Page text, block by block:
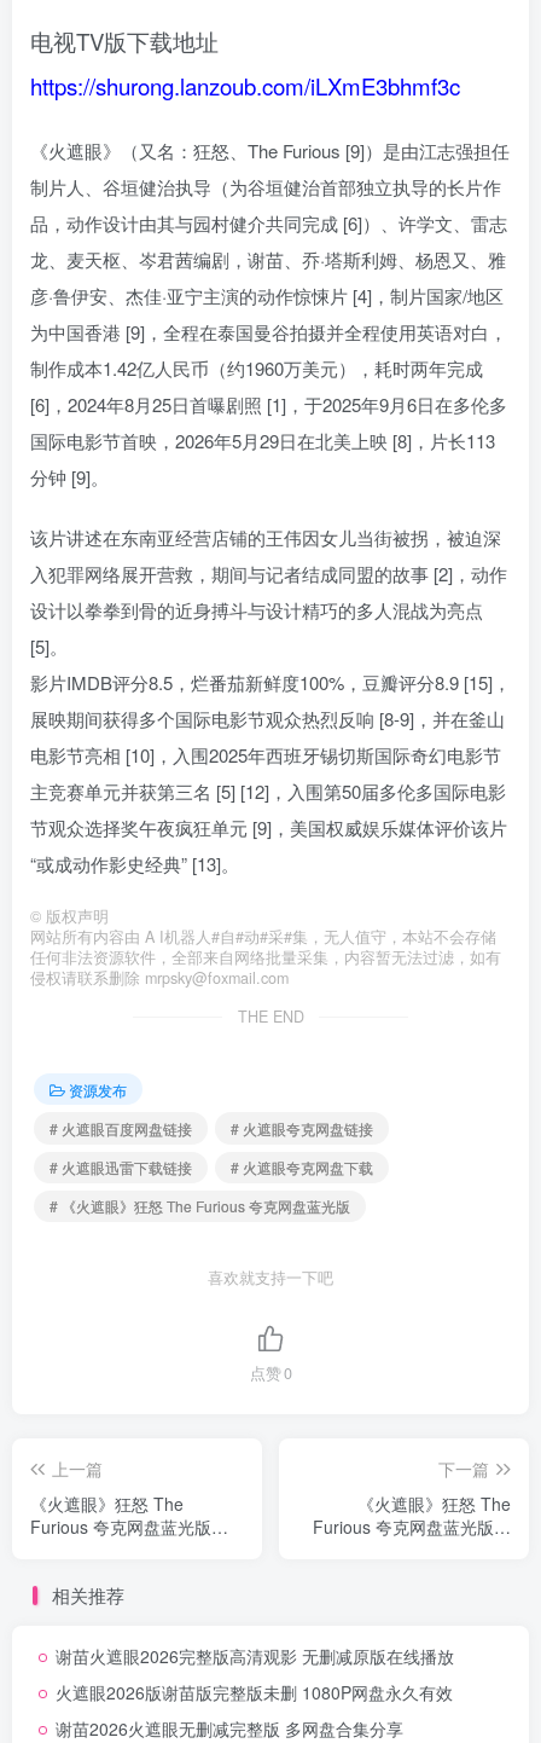
电视TV版下载地址
https://shurong.lanzoub.com/iLXmE3bhmf3c
《火遮眼》（又名：狂怒、The Furious [9]）是由江志强担任
制片人、谷垣健治执导（为谷垣健治首部独立执导的长片作
品，动作设计由其与园村健介共同完成 [6]）、许学文、雷志
龙、麦天枢、岑君茜编剧，谢苗、乔·塔斯利姆、杨恩又、雅
彦·鲁伊安、杰佳·亚宁主演的动作惊悚片 [4]，制片国家/地区
为中国香港 [9]，全程在泰国曼谷拍摄并全程使用英语对白，
制作成本1.42亿人民币（约1960万美元），耗时两年完成
[6]，2024年8月25日首曝剧照 [1]，于2025年9月6日在多伦多
国际电影节首映，2026年5月29日在北美上映 [8]，片长113
分钟 [9]。
该片讲述在东南亚经营店铺的王伟因女儿当街被拐，被迫深
入犯罪网络展开营救，期间与记者结成同盟的故事 [2]，动作
设计以拳拳到骨的近身搏斗与设计精巧的多人混战为亮点
[5]。
影片IMDB评分8.5，烂番茄新鲜度100%，豆瓣评分8.9 [15]，
展映期间获得多个国际电影节观众热烈反响 [8-9]，并在釜山
电影节亮相 [10]，入围2025年西班牙锡切斯国际奇幻电影节
主竞赛单元并获第三名 [5] [12]，入围第50届多伦多国际电影
节观众选择奖午夜疯狂单元 [9]，美国权威娱乐媒体评价该片
“或成动作影史经典” [13]。
© 版权声明
网站所有内容由 A I机器人#自#动#采#集，无人值守，本站不会存储
任何非法资源软件，全部来自网络批量采集，内容暂无法过滤，如有
侵权请联系删除 mrpsky@foxmail.com
THE END
资源发布
# 火遮眼百度网盘链接
# 火遮眼夸克网盘链接
# 火遮眼迅雷下载链接
# 火遮眼夸克网盘下载
# 《火遮眼》狂怒 The Furious 夸克网盘蓝光版
喜欢就支持一下吧
点赞0
上一篇
《火遮眼》狂怒 The
Furious 夸克网盘蓝光版夸
下一篇
《火遮眼》狂怒 The
Furious 夸克网盘蓝光版网
相关推荐
谢苗火遮眼2026完整版高清观影 无删减原版在线播放
火遮眼2026版谢苗版完整版未删 1080P网盘永久有效
谢苗2026火遮眼无删减完整版 多网盘合集分享